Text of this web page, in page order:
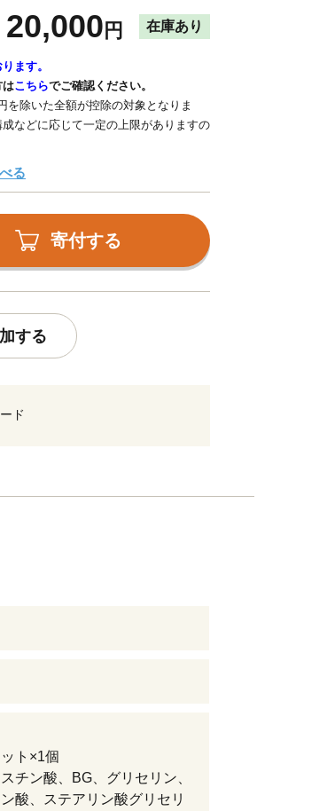
20,000 円 在庫あり
ます。
はこちらでご確認ください。
を除いた全額が控除の対象となりま
などに応じて一定の上限がありますの
る
寄付する
する
ド
ト×1個
チン酸、BG、グリセリン、
酸、ステアリン酸グリセリ